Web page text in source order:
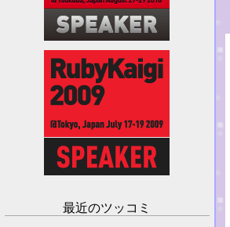
最近のツッコミ